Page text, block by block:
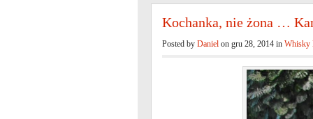
Kochanka, nie żona …
Posted by Daniel on gru 28, 2014 in Whisky